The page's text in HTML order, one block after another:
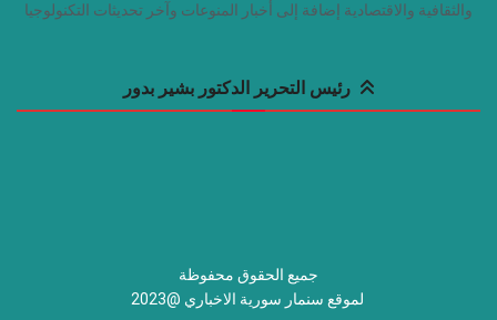
والثقافية والاقتصادية إضافة إلى أخبار المنوعات وآخر تحديثات التكنولوجيا
رئيس التحرير الدكتور بشير بدور
جميع الحقوق محفوظة
لموقع سنمار سورية الاخباري @2023